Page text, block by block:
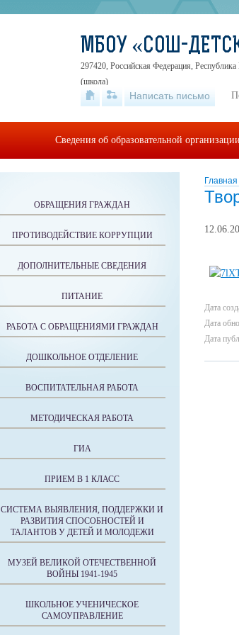
Главная
Дата
Дата
Дата
ОБРАЩЕНИЯ ГРАЖДАН
ПРОТИВОДЕЙСТВИЕ КОРРУПЦИИ
ДОПОЛНИТЕЛЬНЫЕ СВЕДЕНИЯ
ПИТАНИЕ
РАБОТА С ОБРАЩЕНИЯМИ ГРАЖДАН
ДОШКОЛЬНОЕ ОТДЕЛЕНИЕ
ВОСПИТАТЕЛЬНАЯ РАБОТА
МЕТОДИЧЕСКАЯ РАБОТА
ГИА
ПРИЕМ В 1 КЛАСС
СИСТЕМА ВЫЯВЛЕНИЯ, ПОДДЕРЖКИ И
РАЗВИТИЯ СПОСОБНОСТЕЙ И
ТАЛАНТОВ У ДЕТЕЙ И МОЛОДЕЖИ
МУЗЕЙ ВЕЛИКОЙ ОТЕЧЕСТВЕННОЙ
ВОЙНЫ 1941-1945
ШКОЛЬНОЕ УЧЕНИЧЕСКОЕ
САМОУПРАВЛЕНИЕ
МБОУ «СОШ-
297420, Российская Федерация,
(школа)
Написать письмо
Сведения об образовательной организации